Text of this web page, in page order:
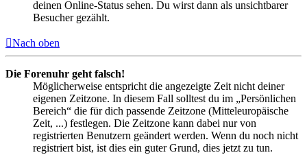
deinen Online-Status sehen. Du wirst dann als unsichtbarer
Besucher gezählt.
Nach oben
Die Forenuhr geht falsch!
Möglicherweise entspricht die angezeigte Zeit nicht deiner
eigenen Zeitzone. In diesem Fall solltest du im „Persönlichen
Bereich“ die für dich passende Zeitzone (Mitteleuropäische
Zeit, ...) festlegen. Die Zeitzone kann dabei nur von
registrierten Benutzern geändert werden. Wenn du noch nicht
registriert bist, ist dies ein guter Grund, dies jetzt zu tun.